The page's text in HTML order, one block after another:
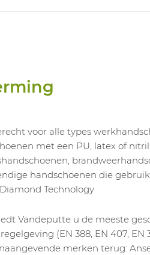
voor alle types
met een PU, latex of
handschoenen die
Technology
Vandeputte u de meeste
(EN 388, EN 407, EN
merken terug: